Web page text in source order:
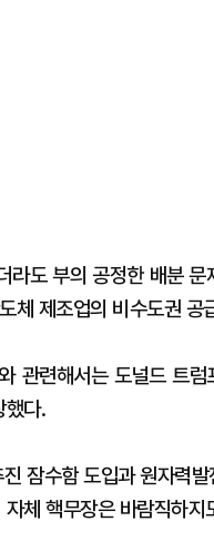
라도 부의 공정한 배분
체 제조업의 비수도권
관련해서는 도널드 트
했다.
잠수함 도입과 원자력
체 핵무장은 바람직하